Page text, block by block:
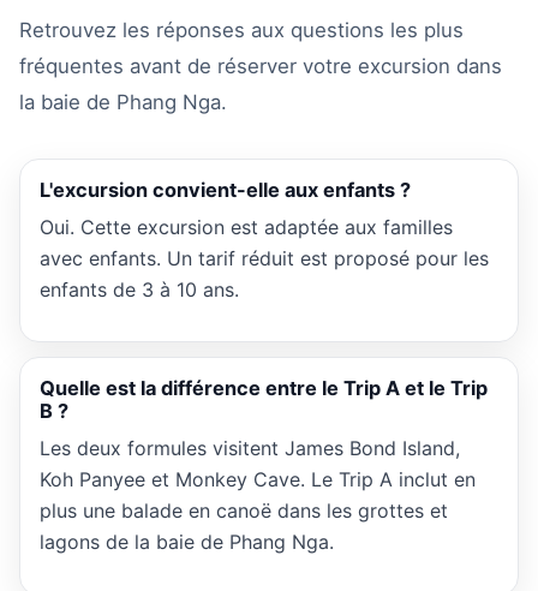
Retrouvez les réponses aux questions les plus
fréquentes avant de réserver votre excursion dans
la baie de Phang Nga.
L'excursion convient-elle aux enfants ?
Oui. Cette excursion est adaptée aux familles
avec enfants. Un tarif réduit est proposé pour les
enfants de 3 à 10 ans.
Quelle est la différence entre le Trip A et le Trip
B ?
Les deux formules visitent James Bond Island,
Koh Panyee et Monkey Cave. Le Trip A inclut en
plus une balade en canoë dans les grottes et
lagons de la baie de Phang Nga.